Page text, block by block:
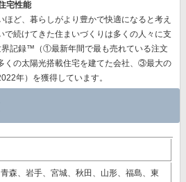
宅性能
ど、暮らしがより豊かで快適になると考え
で続けてきた住まいづくりは多くの人々に支
界記録™（①最新年間で最も売れている注文
くの太陽光搭載住宅を建てた会社、③最大の
年）を獲得しています。
森、岩手、宮城、秋田、山形、福島、東